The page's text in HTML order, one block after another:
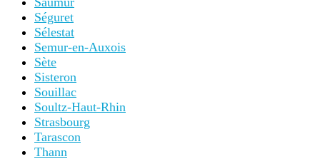
Séguret
Sélestat
Semur-en-Auxois
Sète
Sisteron
Souillac
Soultz-Haut-Rhin
Strasbourg
Tarascon
Thann